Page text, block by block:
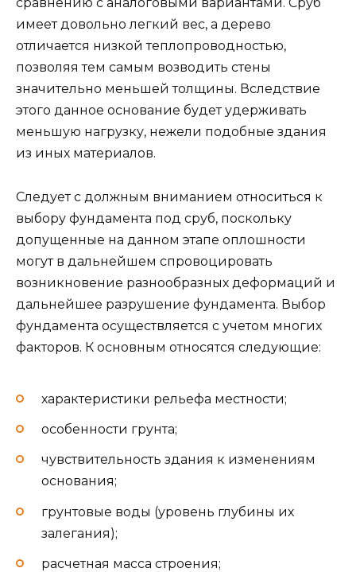
сравнению с аналоговыми вариантами. Сруб
имеет довольно легкий вес, а дерево
отличается низкой теплопроводностью,
позволяя тем самым возводить стены
значительно меньшей толщины. Вследствие
этого данное основание будет удерживать
меньшую нагрузку, нежели подобные здания
из иных материалов.
Следует с должным вниманием относиться к
выбору фундамента под сруб, поскольку
допущенные на данном этапе оплошности
могут в дальнейшем спровоцировать
возникновение разнообразных деформаций и
дальнейшее разрушение фундамента. Выбор
фундамента осуществляется с учетом многих
факторов. К основным относятся следующие:
характеристики рельефа местности;
особенности грунта;
чувствительность здания к изменениям
основания;
грунтовые воды (уровень глубины их
залегания);
расчетная масса строения;